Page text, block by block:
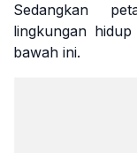
Sedangkan
lingkungan
bawah ini.